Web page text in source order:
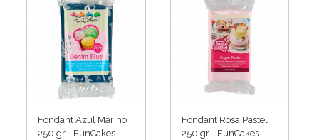
Fondant Azul Marino
250 gr - FunCakes
Fondant Rosa Pastel
250 gr - FunCakes